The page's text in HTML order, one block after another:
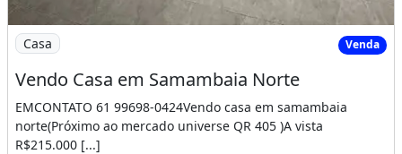
Imagem: Vendo Casa em Samambaia Norte
Casa Venda
Vendo Casa em Samambaia Norte
EMCONTATO 61 99698-0424Vendo casa em samambaia
norte(Próximo ao mercado universe QR 405 )A vista
R$215.000 [...]